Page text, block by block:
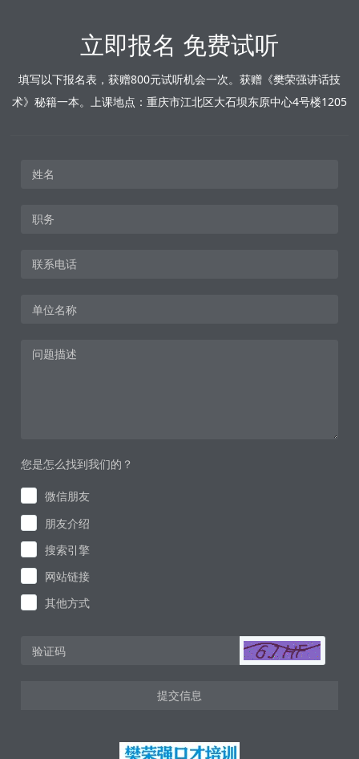
立即报名 免费试听
填写以下报名表，获赠800元试听机会一次。获赠《樊荣强讲话技
术》秘籍一本。上课地点：重庆市江北区大石坝东原中心4号楼1205
您是怎么找到我们的？
微信朋友
朋友介绍
搜索引擎
网站链接
其他方式
提交信息